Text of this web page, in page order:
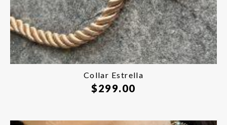
Collar Estrella
$299.00